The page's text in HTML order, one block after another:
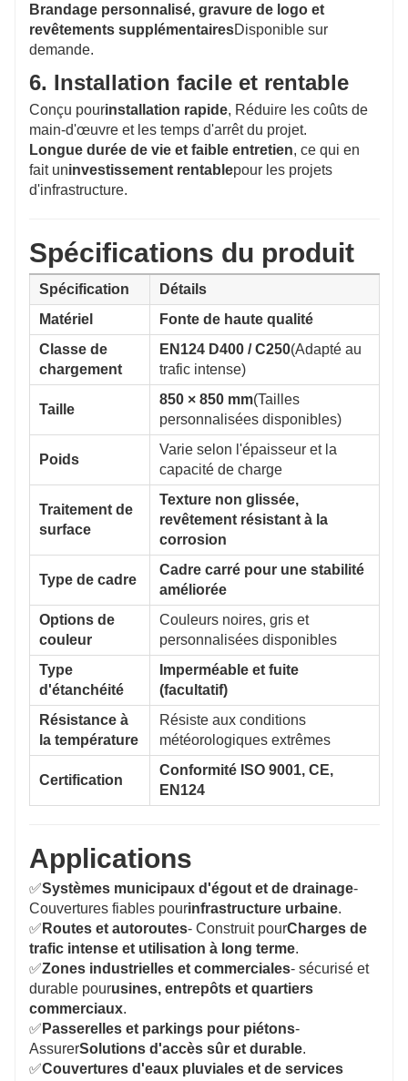
Brandage personnalisé, gravure de logo et
revêtements supplémentairesDisponible sur
demande.
6. Installation facile et rentable
Conçu pourinstallation rapide, Réduire les coûts de
main-d'œuvre et les temps d'arrêt du projet.
Longue durée de vie et faible entretien, ce qui en
fait uninvestissement rentablepour les projets
d'infrastructure.
Spécifications du produit
Spécification
Détails
Matériel
Fonte de haute qualité
Classe de
chargement
EN124 D400 / C250(Adapté au
trafic intense)
Taille
850 × 850 mm(Tailles
personnalisées disponibles)
Poids
Varie selon l'épaisseur et la
capacité de charge
Traitement de
surface
Texture non glissée,
revêtement résistant à la
corrosion
Type de cadre
Cadre carré pour une stabilité
améliorée
Options de
couleur
Couleurs noires, gris et
personnalisées disponibles
Type
d'étanchéité
Imperméable et fuite
(facultatif)
Résistance à
la température
Résiste aux conditions
météorologiques extrêmes
Certification
Conformité ISO 9001, CE,
EN124
Applications
✅Systèmes municipaux d'égout et de drainage-
Couvertures fiables pourinfrastructure urbaine.
✅ Routes et autoroutes- Construit pourCharges de
trafic intense et utilisation à long terme.
✅Zones industrielles et commerciales- sécurisé et
durable pourusines, entrepôts et quartiers
commerciaux.
✅ Passerelles et parkings pour piétons-
AssurerSolutions d'accès sûr et durable.
✅Couvertures d'eaux pluviales et de services